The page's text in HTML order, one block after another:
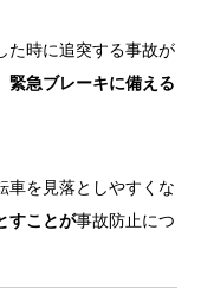
た時に追突する事故が
緊急ブレーキに備える
車を見落としやすくな
すことが事故防止につ